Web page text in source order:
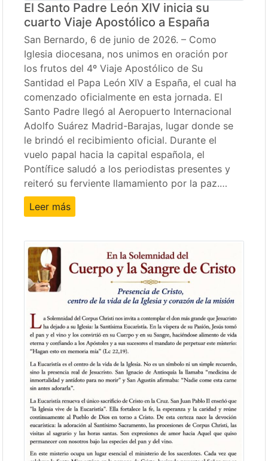
El Santo Padre León XIV inicia su
cuarto Viaje Apostólico a España
San Bernardo, 6 de junio de 2026. – Como
Iglesia diocesana, nos unimos en oración por
los frutos del 4º Viaje Apostólico de Su
Santidad el Papa León XIV a España, el cual ha
comenzado oficialmente en esta jornada. El
Santo Padre llegó al Aeropuerto Internacional
Adolfo Suárez Madrid-Barajas, lugar donde se
le brindó el recibimiento oficial. Durante el
vuelo papal hacia la capital española, el
Pontífice saludó a los periodistas presentes y
reiteró su ferviente llamamiento por la paz.…
Leer más